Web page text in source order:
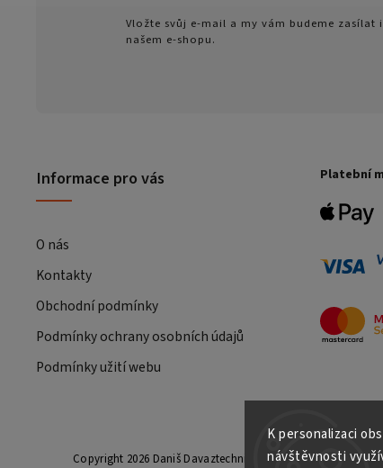
K personalizaci
návštěvnosti
Vložte svůj e-mail a my vám budeme
našem e-shopu.
Informace pro vás
O nás
Kontakty
Obchodní podmínky
Podmínky ochrany osobních údajů
Podmínky užití webu
Platební
Copyright 2026 Daniš Davaztechnik . Všechna práva